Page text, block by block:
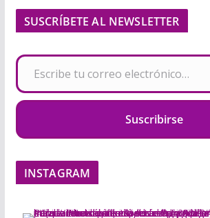
SUSCRÍBETE AL NEWSLETTER
Escribe tu correo electrónico…
Suscribirse
INSTAGRAM